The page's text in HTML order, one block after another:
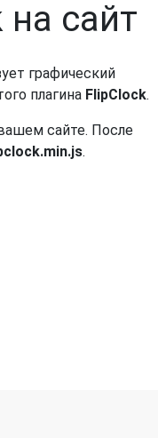
сайт
графический
плагина FlipClock.
сайте. После
.